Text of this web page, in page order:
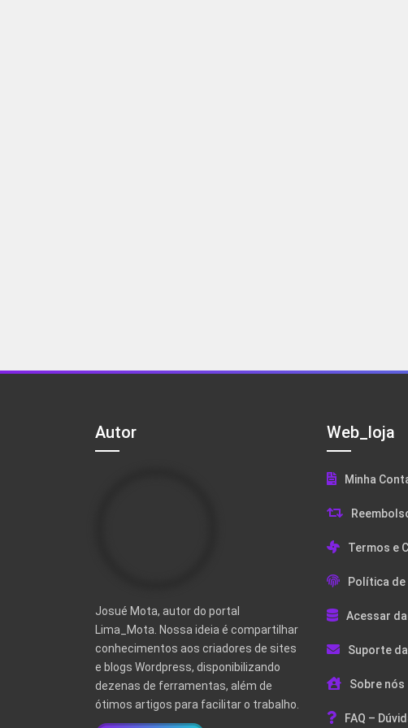
Autor
Josué Mota, autor do portal
Lima_Mota. Nossa ideia é compartilhar
conhecimentos aos criadores de sites
e blogs Wordpress, disponibilizando
dezenas de ferramentas, além de
ótimos artigos para facilitar o trabalho.
Web_loja
Minha
Termos e
Política
Acessar
Suporte
Sobre nós
FAQ –